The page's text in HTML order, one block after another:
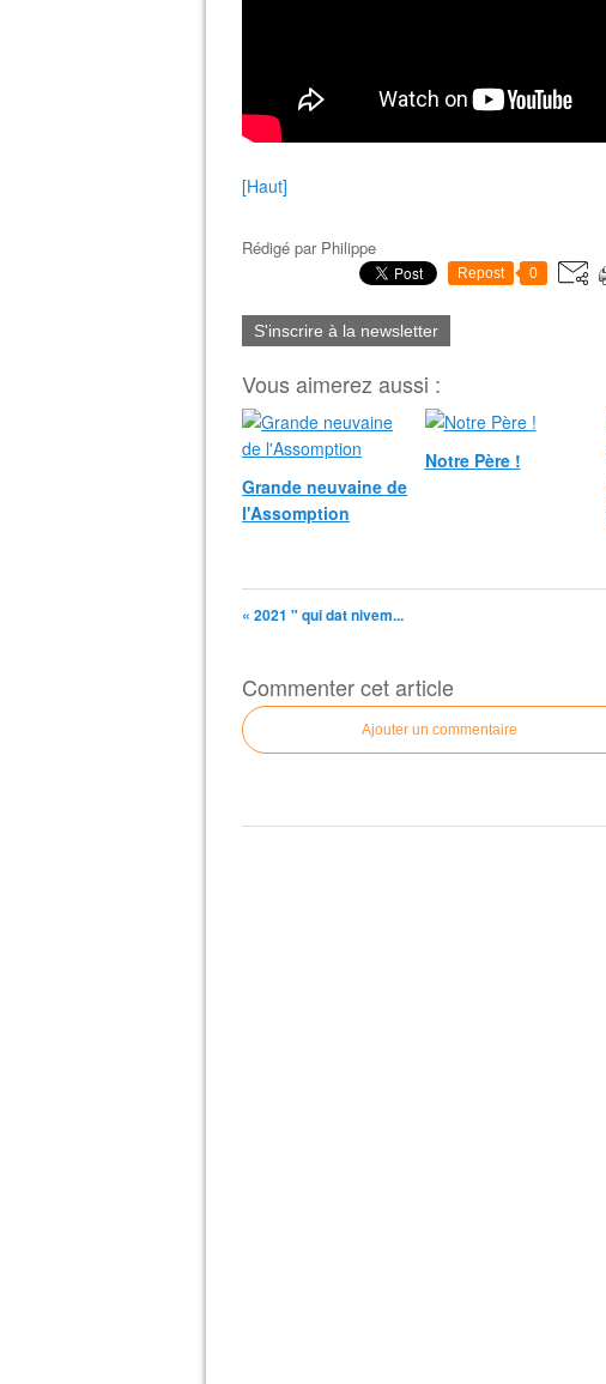
[Haut]
Rédigé par Philippe
Repost 0
S'inscrire à la newsletter
Vous aimerez aussi :
Grande neuvaine de
l'Assomption
Notre Père !
« 2021 " qui dat nivem...
Commenter cet article
Ajouter un commentaire